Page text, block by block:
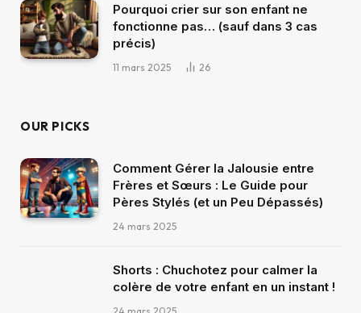
Pourquoi crier sur son enfant ne
fonctionne pas… (sauf dans 3 cas
précis)
11 mars 2025 26
OUR PICKS
Comment Gérer la Jalousie entre
Frères et Sœurs : Le Guide pour
Pères Stylés (et un Peu Dépassés)
24 mars 2025
Shorts : Chuchotez pour calmer la
colère de votre enfant en un instant !